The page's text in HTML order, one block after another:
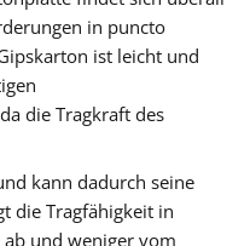
in puncto
ist leicht und
die Tragkraft des
kann dadurch seine
die Tragfähigkeit in
und weniger vom